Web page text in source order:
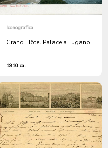
Iconografica
Grand Hôtel Palace a Lugano
1910 ca.